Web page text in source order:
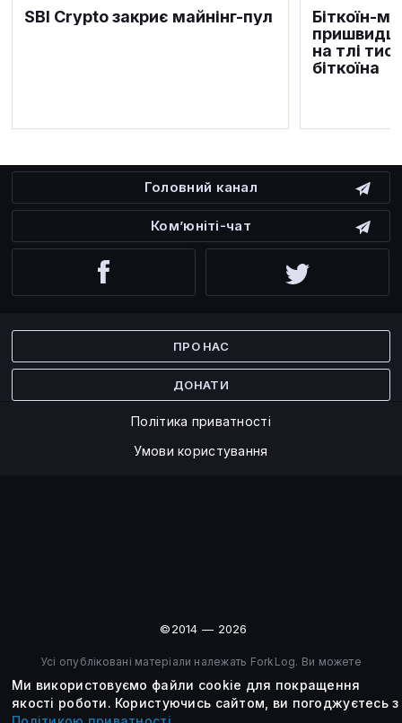
SBI Crypto закриє майнінг-пул
Біткоїн-
на тлі
біткоїна
Головний канал
Ком’юніті-чат
ПРО НАС
ДОНАТИ
Політика приватності
Умови користування
©2014 — 2026
Усі опубліковані матеріали належать ForkLog. Ви можете
вказанням активного посилання на ForkLog.
Ми використовуємо файли cookie для покращення
якості роботи. Користуючись сайтом, ви погоджуєтесь з